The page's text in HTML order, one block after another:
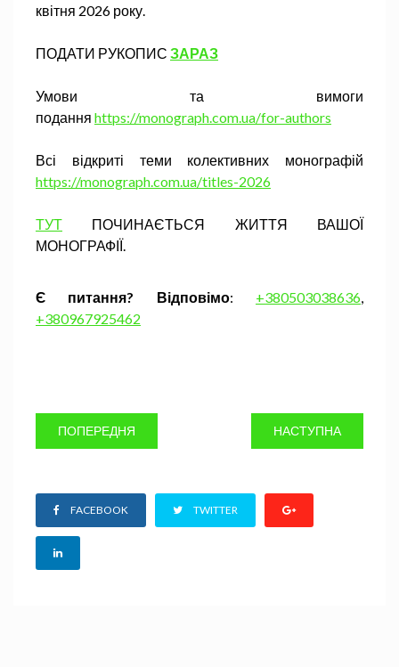
квітня 2026 року.
ПОДАТИ РУКОПИС ЗАРАЗ
Умови та вимоги
подання https://monograph.com.ua/for-authors
Всі відкриті теми колективних монографій
https://monograph.com.ua/titles-2026
ТУТ ПОЧИНАЄТЬСЯ ЖИТТЯ ВАШОЇ
МОНОГРАФІЇ.
Є питання? Відповімо: +380503038636
+380967925462
ПОПЕРЕДНЯ НАСТУПНА
FACEBOOK TWITTER